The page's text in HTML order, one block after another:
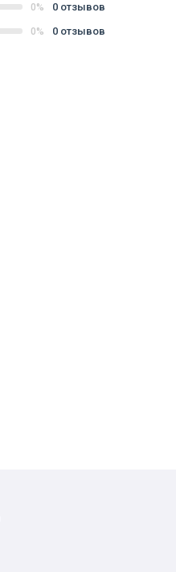
0% 0 отзывов
0% 0 отзывов